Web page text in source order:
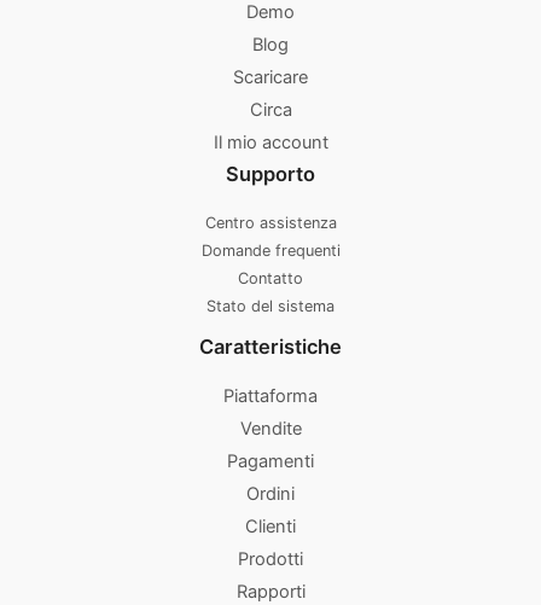
Demo
Blog
Scaricare
Circa
Il mio account
Supporto
Centro assistenza
Domande frequenti
Contatto
Stato del sistema
Caratteristiche
Piattaforma
Vendite
Pagamenti
Ordini
Clienti
Prodotti
Rapporti